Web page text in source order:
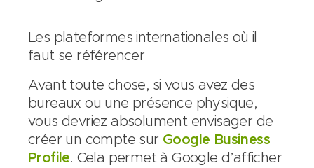
Les plateformes internationales où il
faut se référencer
Avant toute chose, si vous avez des
bureaux ou une présence physique,
vous devriez absolument envisager de
créer un compte sur Google Business
Profile. Cela permet à Google d’afficher